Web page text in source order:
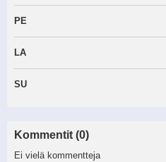
PE
LA
SU
Kommentit (0)
Ei vielä kommentteja